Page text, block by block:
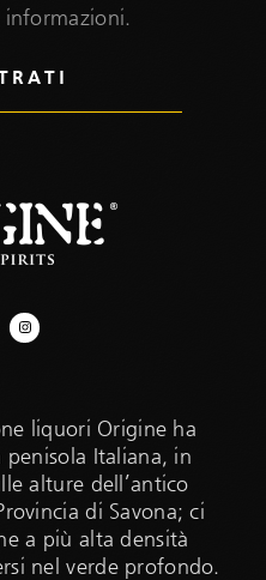
liquori Origine ha
Italiana, in
alture dell’antico
di Savona; ci
a più alta densità
nel verde profondo.